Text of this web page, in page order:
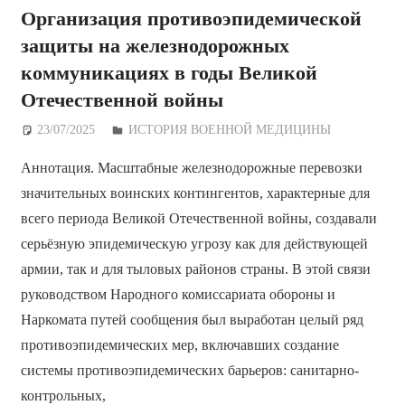
Организация противоэпидемической
защиты на железнодорожных
коммуникациях в годы Великой
Отечественной войны
23/07/2025 Дежурный по Редакции
ИСТОРИЯ ВОЕННОЙ МЕДИЦИНЫ
Аннотация. Масштабные железнодорожные перевозки
значительных воинских контингентов, характерные для
всего периода Великой Отечественной войны, создавали
серьёзную эпидемическую угрозу как для действующей
армии, так и для тыловых районов страны. В этой связи
руководством Народного комиссариата обороны и
Наркомата путей сообщения был выработан целый ряд
противоэпидемических мер, включавших создание
системы противоэпидемических барьеров: санитарно-
контрольных,